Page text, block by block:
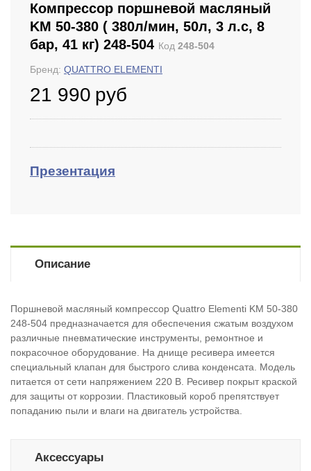
Компрессор поршневой масляный
KM 50-380 ( 380л/мин, 50л, 3 л.с, 8
бар, 41 кг) 248-504 Код 248-504
Бренд: QUATTRO ELEMENTI
21 990 руб
Презентация
Описание
Поршневой масляный компрессор Quattro Elementi KM 50-380
248-504 предназначается для обеспечения сжатым воздухом
различные пневматические инструменты, ремонтное и
покрасочное оборудование. На днище ресивера имеется
специальный клапан для быстрого слива конденсата. Модель
питается от сети напряжением 220 В. Ресивер покрыт краской
для защиты от коррозии. Пластиковый короб препятствует
попаданию пыли и влаги на двигатель устройства.
Аксессуары